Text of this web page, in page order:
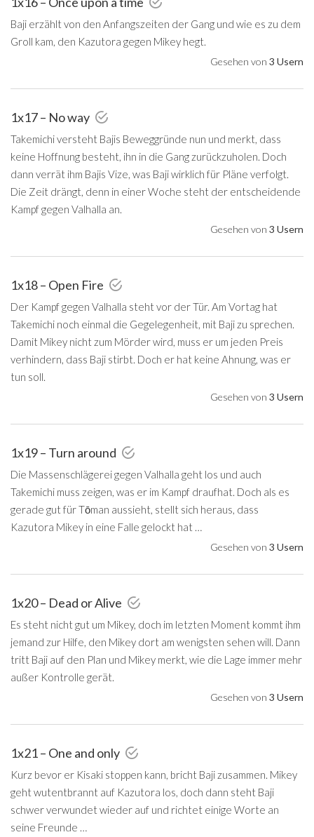
Baji erzählt von den Anfangszeiten der Gang und wie es zu dem
Groll kam, den Kazutora gegen Mikey hegt.
Gesehen von 3 Usern
1x17 – No way
Takemichi versteht Bajis Beweggründe nun und merkt, dass
keine Hoffnung besteht, ihn in die Gang zurückzuholen. Doch
dann verrät ihm Bajis Vize, was Baji wirklich für Pläne verfolgt.
Die Zeit drängt, denn in einer Woche steht der entscheidende
Kampf gegen Valhalla an.
Gesehen von 3 Usern
1x18 – Open Fire
Der Kampf gegen Valhalla steht vor der Tür. Am Vortag hat
Takemichi noch einmal die Gegelegenheit, mit Baji zu sprechen.
Damit Mikey nicht zum Mörder wird, muss er um jeden Preis
verhindern, dass Baji stirbt. Doch er hat keine Ahnung, was er
tun soll.
Gesehen von 3 Usern
1x19 – Turn around
Die Massenschlägerei gegen Valhalla geht los und auch
Takemichi muss zeigen, was er im Kampf draufhat. Doch als es
gerade gut für Tōman aussieht, stellt sich heraus, dass
Kazutora Mikey in eine Falle gelockt hat …
Gesehen von 3 Usern
1x20 – Dead or Alive
Es steht nicht gut um Mikey, doch im letzten Moment kommt ihm
jemand zur Hilfe, den Mikey dort am wenigsten sehen will. Dann
tritt Baji auf den Plan und Mikey merkt, wie die Lage immer mehr
außer Kontrolle gerät.
Gesehen von 3 Usern
1x21 – One and only
Kurz bevor er Kisaki stoppen kann, bricht Baji zusammen. Mikey
geht wutentbrannt auf Kazutora los, doch dann steht Baji
schwer verwundet wieder auf und richtet einige Worte an
seine Freunde …